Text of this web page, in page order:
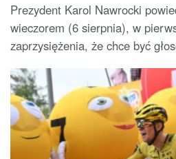
Prezydent Karol Nawrocki
wieczorem (6 sierpnia), w
zaprzysiężenia, że chce być